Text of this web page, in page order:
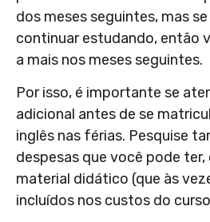
dos meses seguintes, mas
continuar estudando, então
a mais nos meses seguintes.
Por isso, é importante se
adicional antes de se
inglês nas férias. Pesquise
despesas que você pode
material didático (que às
incluídos nos custos do